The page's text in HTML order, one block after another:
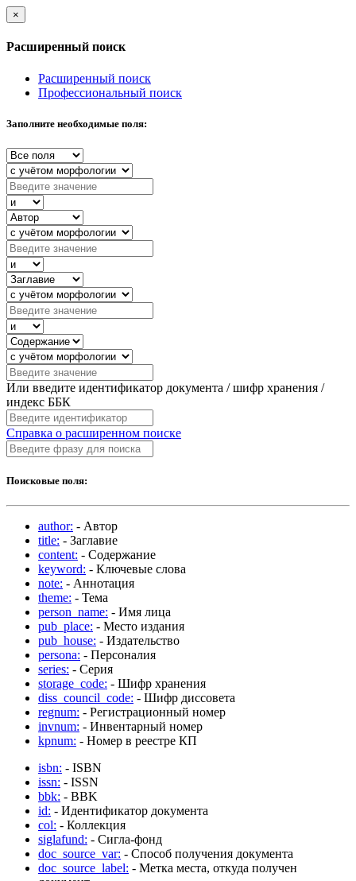
×
Расширенный поиск
Расширенный поиск
Профессиональный поиск
Заполните необходимые поля:
Или введите идентификатор документа / шифр хранения /
индекс ББК
Справка о расширенном поиске
Поисковые поля:
author: - Автор
title: - Заглавие
content: - Содержание
keyword: - Ключевые слова
note: - Аннотация
theme: - Тема
person_name: - Имя лица
pub_place: - Место издания
pub_house: - Издательство
persona: - Персоналия
series: - Серия
storage_code: - Шифр хранения
diss_council_code: - Шифр диссовета
regnum: - Регистрационный номер
invnum: - Инвентарный номер
kpnum: - Номер в реестре КП
isbn: - ISBN
issn: - ISSN
bbk: - BBK
id: - Идентификатор документа
col: - Коллекция
siglafund: - Сигла-фонд
doc_source_var: - Способ получения документа
doc_source_label: - Метка места, откуда получен